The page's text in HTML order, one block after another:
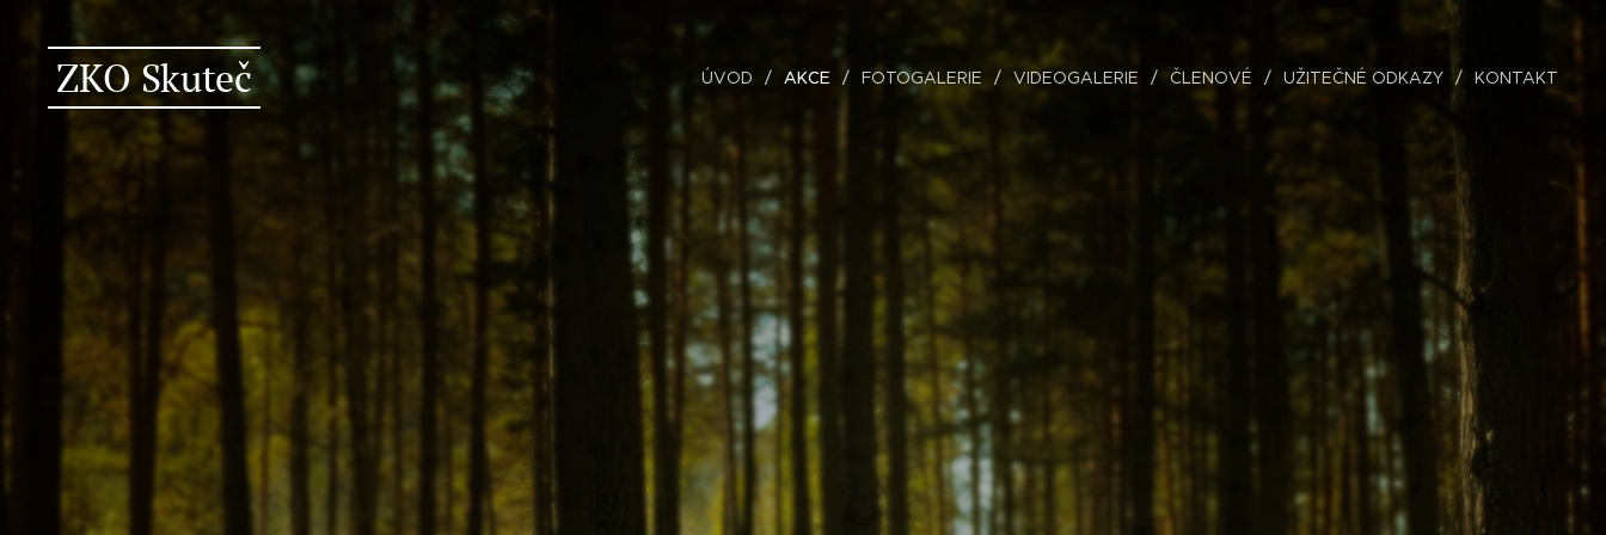
ZKO Skuteč ÚVOD AKCE FOTOGALERIE VIDEOGALERIE ČLENOVÉ UŽITEČNÉ ODKAZY KONTAKT